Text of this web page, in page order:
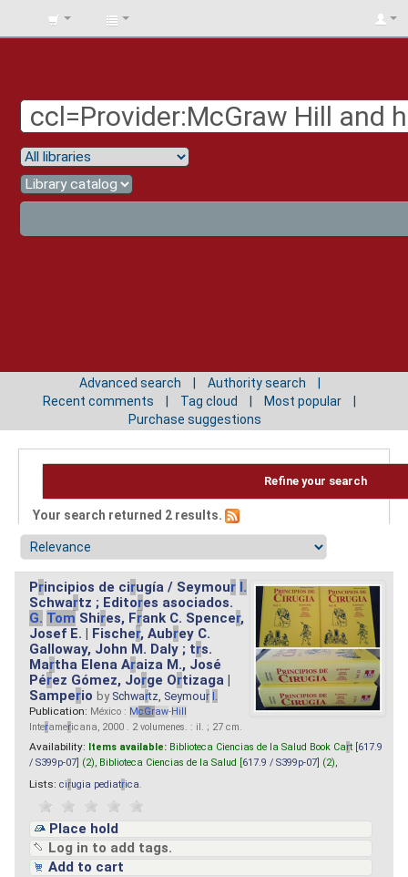
BIBLIOTECA
Advanced search
Authority search
Recent comments
Tag cloud
Most popular
Purchase suggestions
Refine your search
Your search returned 2 results.
Principios de cirugía / Seymour I.
Schwartz ; Editores asociados.
G. Tom Shires, Frank C. Spencer,
Josef E. | Fischer, Aubrey C.
Galloway, John M. Daly ; trs.
Martha Elena Araiza M., José
Pérez Gómez, Jorge Ortizaga |
Samperio by Schwartz, Seymour I.
Publication: México : McGraw-Hill
Interamericana, 2000 . 2 volumenes. : il. ; 27 cm.
Availability: Items available: Biblioteca Ciencias de la Salud Book Cart [ 617.9
/ S399p-07 ] (2), Biblioteca Ciencias de la Salud [ 617.9 / S399p-07 ] (2),
Lists: cirugia pediatrica
Place hold
Log in to add tags.
Add to cart